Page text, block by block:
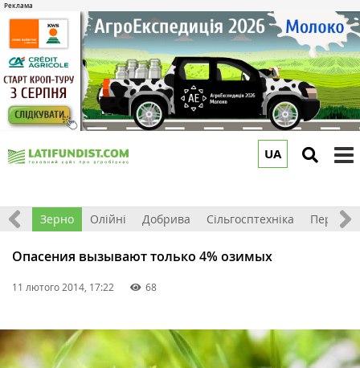
UA
Світ Зерно Олійні Добрива Сільгосптехніка
Опасения вызывают только 4% озимых
11 лютого 2014, 17:22 68